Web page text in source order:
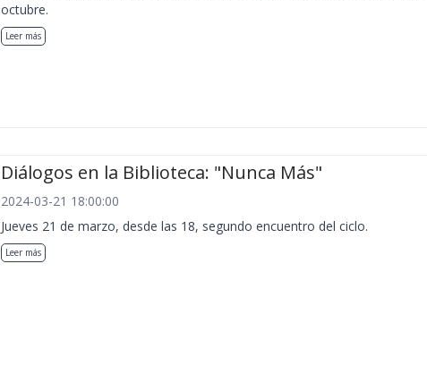
octubre.
Leer más
Diálogos en la Biblioteca: "Nunca Más"
2024-03-21 18:00:00
Jueves 21 de marzo, desde las 18, segundo encuentro del ciclo.
Leer más